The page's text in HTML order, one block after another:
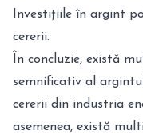
Investițiile în argint
cererii.
În concluzie, există
semnificativ al
cererii din industria
asemenea, există